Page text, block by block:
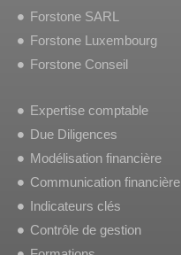
Expertise comptable
Due Diligences
Modélisation financière
Communication financière
Indicateurs clés
Contrôle de gestion
Forstone SARL
Forstone Luxembourg
Forstone Conseil